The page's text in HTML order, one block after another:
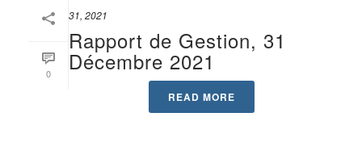
0
31, 2021
Rapport de Gestion, 31
Décembre 2021
READ MORE